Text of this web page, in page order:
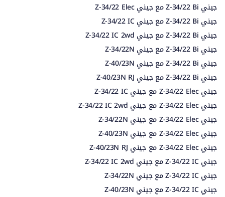
جيني Z-34/22 Bi مع جيني Z-34/22 Elec
جيني Z-34/22 Bi مع جيني Z-34/22 IC
جيني Z-34/22 Bi مع جيني Z-34/22 IC 2wd
جيني Z-34/22 Bi مع جيني Z-34/22N
جيني Z-34/22 Bi مع جيني Z-40/23N
جيني Z-34/22 Bi مع جيني Z-40/23N RJ
جيني Z-34/22 Elec مع جيني Z-34/22 IC
جيني Z-34/22 Elec مع جيني Z-34/22 IC 2wd
جيني Z-34/22 Elec مع جيني Z-34/22N
جيني Z-34/22 Elec مع جيني Z-40/23N
جيني Z-34/22 Elec مع جيني Z-40/23N RJ
جيني Z-34/22 IC مع جيني Z-34/22 IC 2wd
جيني Z-34/22 IC مع جيني Z-34/22N
جيني Z-34/22 IC مع جيني Z-40/23N